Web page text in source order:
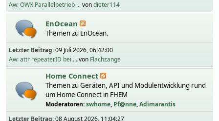
Aw: OWX Parallelbetrieb ...vondieter114
EnOcean
Themen zu EnOcean.
Letzter Beitrag:09 Juli 2026, 06:42:00
Aw: attr repeaterID bei ...von Flachzange
Home Connect
Themen zu Geräten, API und Modulentwicklung rund
um Home Connect in FHEM
Moderatoren:swhome, Pf@nne,Adimarantis
Letzter Beitrag:08 August 2026, 11:04:27